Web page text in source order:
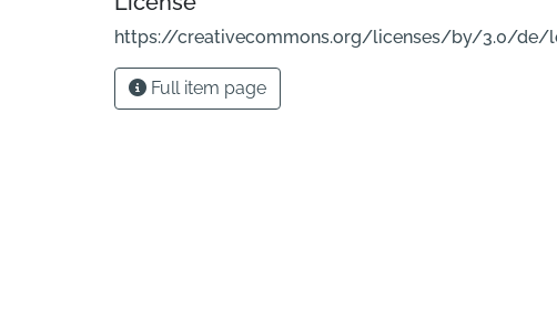
https://creativecommons.org/licenses/by/3.0/de/
Full item page